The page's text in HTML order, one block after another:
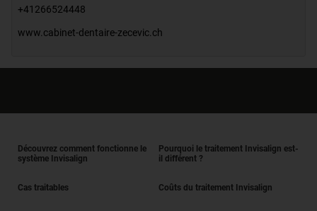
+41266524448
www.cabinet-dentaire-zecevic.ch
Découvrez comment fonctionne le
système Invisalign
Pourquoi le traitement Invisalign est-
il différent ?
Cas traitables Coûts du traitement Invisalign